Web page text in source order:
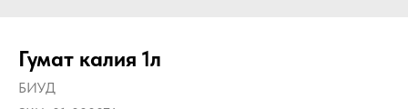
Гумат калия 1л
БИУД